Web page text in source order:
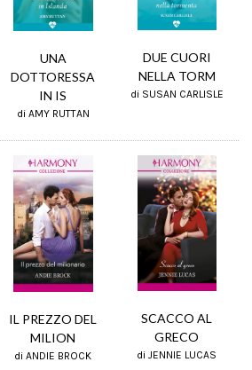
UNA
DOTTORESSA
IN IS
di AMY RUTTAN
DUE CUORI
NELLA TORM
di SUSAN CARLISLE
IL PREZZO DEL
MILION
di ANDIE BROCK
SCACCO AL
GRECO
di JENNIE LUCAS